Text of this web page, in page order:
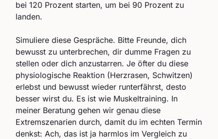
bei 120 Prozent starten, um bei 90 Prozent zu
landen.
Simuliere diese Gespräche. Bitte Freunde, dich
bewusst zu unterbrechen, dir dumme Fragen zu
stellen oder dich anzustarren. Je öfter du diese
physiologische Reaktion (Herzrasen, Schwitzen)
erlebst und bewusst wieder runterfährst, desto
besser wirst du. Es ist wie Muskeltraining. In
meiner Beratung gehen wir genau diese
Extremszenarien durch, damit du im echten Termin
denkst: Ach, das ist ja harmlos im Vergleich zu